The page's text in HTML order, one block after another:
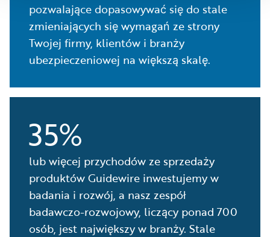
pozwalające dopasowywać się do stale
zmieniających się wymagań ze strony
Twojej firmy, klientów i branży
ubezpieczeniowej na większą skalę.
35%
lub więcej przychodów ze sprzedaży
produktów Guidewire inwestujemy w
badania i rozwój, a nasz zespół
badawczo-rozwojowy, liczący ponad 700
osób, jest największy w branży. Stale